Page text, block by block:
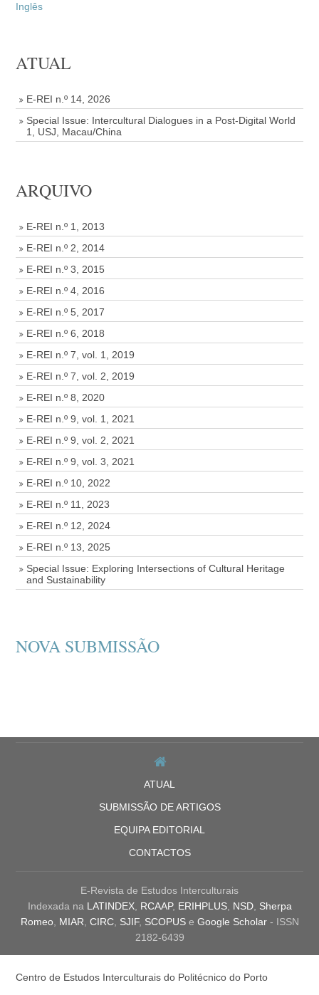
Inglês
ATUAL
E-REI n.º 14, 2026
Special Issue: Intercultural Dialogues in a Post-Digital World
1, USJ, Macau/China
ARQUIVO
E-REI n.º 1, 2013
E-REI n.º 2, 2014
E-REI n.º 3, 2015
E-REI n.º 4, 2016
E-REI n.º 5, 2017
E-REI n.º 6, 2018
E-REI n.º 7, vol. 1, 2019
E-REI n.º 7, vol. 2, 2019
E-REI n.º 8, 2020
E-REI n.º 9, vol. 1, 2021
E-REI n.º 9, vol. 2, 2021
E-REI n.º 9, vol. 3, 2021
E-REI n.º 10, 2022
E-REI n.º 11, 2023
E-REI n.º 12, 2024
E-REI n.º 13, 2025
Special Issue: Exploring Intersections of Cultural Heritage
and Sustainability
NOVA SUBMISSÃO
ATUAL
SUBMISSÃO DE ARTIGOS
EQUIPA EDITORIAL
CONTACTOS
E-Revista de Estudos Interculturais
Indexada na LATINDEX, RCAAP, ERIHPLUS, NSD, Sherpa
Romeo, MIAR CIRC, SJIF, SCOPUSe Google Scholar- ISSN
2182-6439
Centro de Estudos Interculturais do Politécnico do Porto